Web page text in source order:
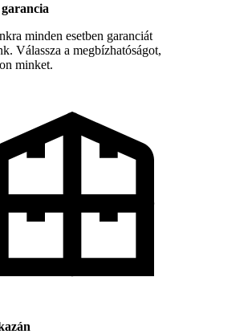
minden esetben garanciát
Válassza a megbízhatóságot,
minket.